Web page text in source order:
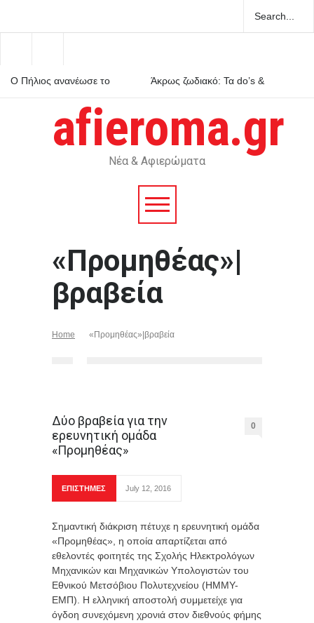
Ο Πήλιος ανανέωσε το
Άκρως ζωδιακό: Τα do’s &
Μέριλιν Μονρόε: 64 χρόνια
από τον θάνατό της – Τι είχε
πει για την Ελλάδαafieroma.gr
Νέα & Αφιερώματα
«Προμηθέας»|
βραβεία
Home «Προμηθέας»|βραβεία
Δύο βραβεία για την
ερευνητική ομάδα
«Προμηθέας»
0
ΕΠΙΣΤΗΜΕΣ July 12, 2016
Σημαντική διάκριση πέτυχε η ερευνητική ομάδα
«Προμηθέας», η οποία απαρτίζεται από
εθελοντές φοιτητές της Σχολής Ηλεκτρολόγων
Μηχανικών και Μηχανικών Υπολογιστών του
Εθνικού Μετσόβιου Πολυτεχνείου (ΗΜΜΥ-
ΕΜΠ). Η ελληνική αποστολή συμμετείχε για
όγδοη συνεχόμενη χρονιά στον διεθνούς φήμης